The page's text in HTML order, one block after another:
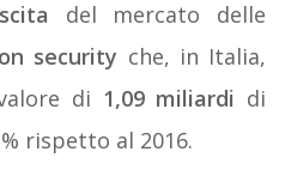
del mercato delle
security che, in Italia,
di 1,09 miliardi di
rispetto al 2016.